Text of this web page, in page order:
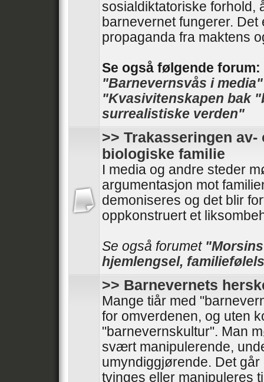
sosialdiktatoriske forhold,
barnevernet fungerer. Det
propaganda fra maktens
Se også følgende forum:
"Barnevernsvås i media"
"Kvasivitenskapen bak
surrealistiske verden"
>> Trakasseringen
biologiske familie
I media og andre steder
argumentasjon mot
demoniseres og det blir
oppkonstruert et
Se også forumet
hjemlengsel,
>> Barnevernets
Mange tiår med
for omverdenen, og uten
"barnevernskultur". Man
svært manipulerende,
umyndiggjørende. Det
tvinges eller manipuleres